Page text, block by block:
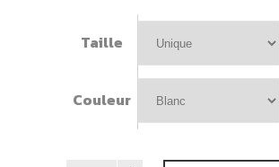
Taille
Couleur